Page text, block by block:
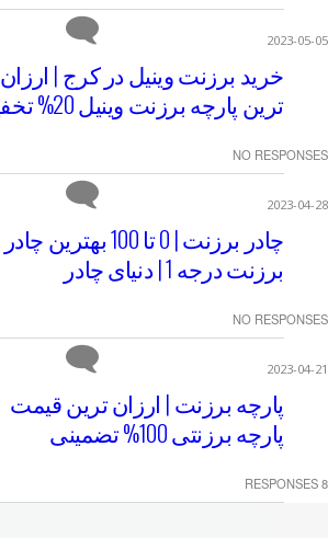
2023-05-05
خرید برزنت وینیل در کرج | ارزان
ترین پارچه برزنت وینیل 20% تخفیف
NO RESPONSES
2023-04-28
چادر برزنت | 0 تا 100 بهترین چادر
برزنت درجه 1 | دنیای چادر
NO RESPONSES
2023-04-21
پارچه برزنت | ارزان ترین قیمت
پارچه برزنتی 100% تضمینی
8 RESPONSES